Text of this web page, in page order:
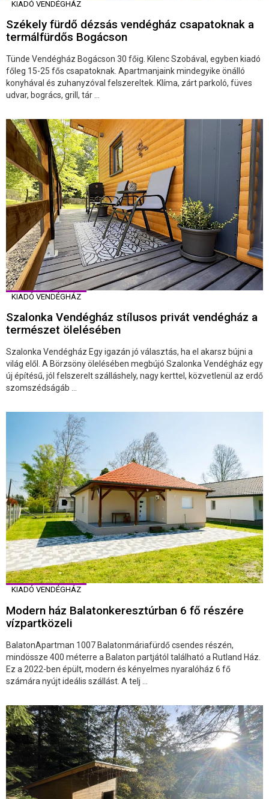
KIADÓ VENDÉGHÁZ
Székely fürdő dézsás vendégház csapatoknak a
termálfürdős Bogácson
Tünde Vendégház Bogácson 30 főig. Kilenc Szobával, egyben kiadó
főleg 15-25 fős csapatoknak. Apartmanjaink mindegyike önálló
konyhával és zuhanyzóval felszereltek. Klíma, zárt parkoló, füves
udvar, bogrács, grill, tár ...
KIADÓ VENDÉGHÁZ
Szalonka Vendégház stílusos privát vendégház a
természet ölelésében
Szalonka Vendégház Egy igazán jó választás, ha el akarsz bújni a
világ elől. A Börzsöny ölelésében megbújó Szalonka Vendégház egy
új építésű, jól felszerelt szálláshely, nagy kerttel, közvetlenül az erdő
szomszédságáb ...
KIADÓ VENDÉGHÁZ
Modern ház Balatonkeresztúrban 6 fő részére
vízpartközeli
BalatonApartman 1007 Balatonmáriafürdő csendes részén,
mindössze 400 méterre a Balaton partjától található a Rutland Ház.
Ez a 2022-ben épült, modern és kényelmes nyaralóház 6 fő
számára nyújt ideális szállást. A telj ...